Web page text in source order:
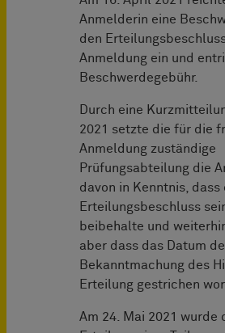
Anmelderin eine
den
Anmeldung ein und
Beschwerdegebühr.
Durch eine
2021 setzte die für die
Anmeldung zuständige
Prüfungsabteilung die
davon in Kenntnis, dass
Erteilungsbeschluss
beibehalte und
aber dass das Datum
Bekanntmachung des
Erteilung gestrichen
Am 24. Mai 2021 wurde